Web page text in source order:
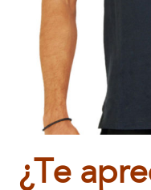
Masculino
Biografía
Contacto
¿Te